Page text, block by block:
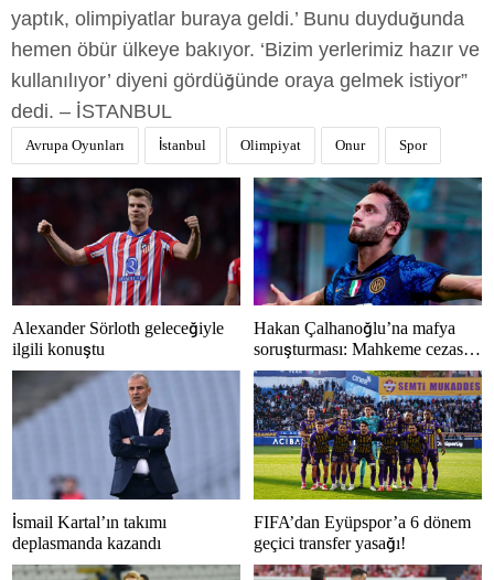
yaptık, olimpiyatlar buraya geldi.’ Bunu duyduğunda
hemen öbür ülkeye bakıyor. ‘Bizim yerlerimiz hazır ve
kullanılıyor’ diyeni gördüğünde oraya gelmek istiyor”
dedi. – İSTANBUL
Avrupa Oyunları İstanbul Olimpiyat Onur Spor
Alexander Sörloth geleceğiyle
ilgili konuştu
Hakan Çalhanoğlu’na mafya
soruşturması: Mahkeme cezasını
açıkladı
İsmail Kartal’ın takımı
deplasmanda kazandı
FIFA’dan Eyüpspor’a 6 dönem
geçici transfer yasağı!